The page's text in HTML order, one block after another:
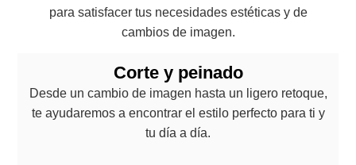
para satisfacer tus necesidades estéticas y de
cambios de imagen.
Corte y peinado
Desde un cambio de imagen hasta un ligero retoque,
te ayudaremos a encontrar el estilo perfecto para ti y
tu día a día.